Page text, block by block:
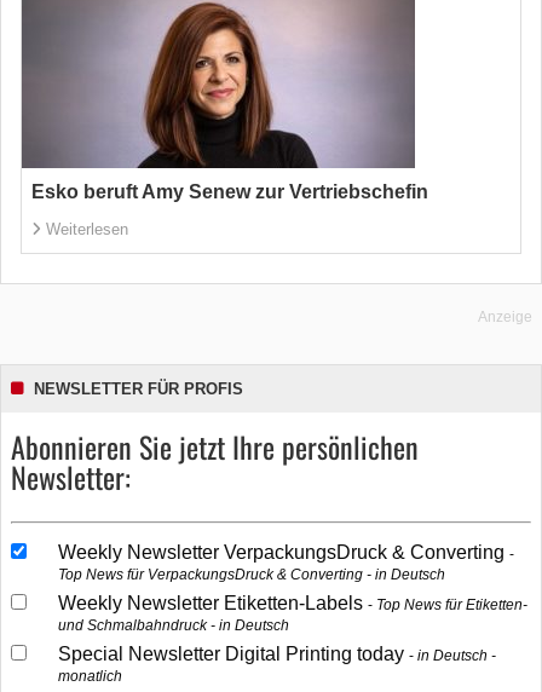
Esko beruft Amy Senew zur Vertriebschefin
Weiterlesen
Anzeige
NEWSLETTER FÜR PROFIS
Abonnieren Sie jetzt Ihre persönlichen
Newsletter:
Weekly Newsletter VerpackungsDruck & Converting
Top News für VerpackungsDruck & Converting - in Deutsch
Weekly Newsletter Etiketten-Labels
Top News für Etiketten-
und Schmalbahndruck - in Deutsch
Special Newsletter Digital Printing today
in Deutsch -
monatlich